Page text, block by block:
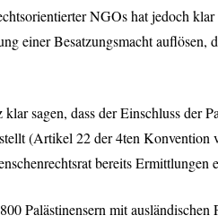
NGOs hat jedoch
einer Besatzungsmacht auflösen,
sagen, dass der Einschluss der
(Artikel 22 der 4ten Konvention
bereits Ermittlungen
Palästinensern mit